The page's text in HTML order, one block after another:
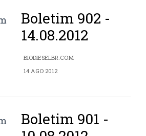
Boletim 902 -
14.08.2012
BIODIESELBR.COM
14 AGO 2012
Boletim 901 -